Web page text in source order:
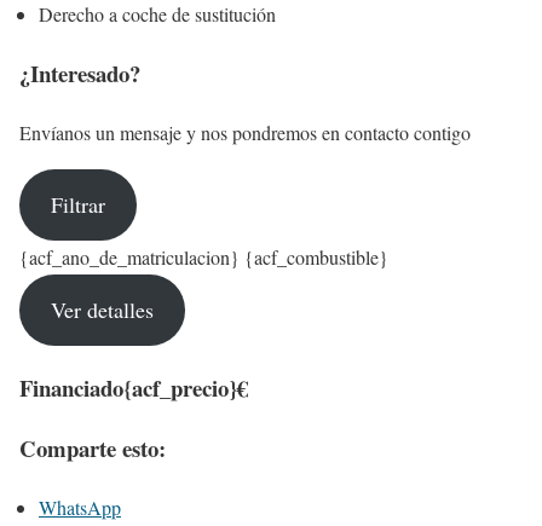
Derecho a coche de sustitución
¿Interesado?
Envíanos un mensaje y nos pondremos en contacto contigo
Filtrar
{acf_ano_de_matriculacion} {acf_combustible}
Ver detalles
Financiado{acf_precio}€
Comparte esto:
WhatsApp